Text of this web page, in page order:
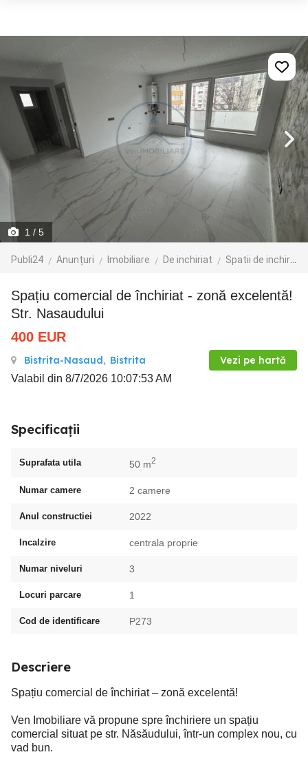
1 / 5
Publi24 Anunțuri Imobiliare De inchiriat Spatii de inchiriat
Spațiu comercial de închiriat - zonă excelentă!
Str. Nasaudului
400 EUR
Bistrita-Nasaud, Bistrita Vezi pe hartă
Valabil din 8/7/2026 10:07:53 AM
Specificații
Suprafata utila 50 m2
Numar camere 2 camere
Anul constructiei 2022
Incalzire centrala proprie
Numar niveluri 3
Locuri parcare 1
Cod de identificare P273
Descriere
Spațiu comercial de închiriat – zonă excelentă!
Ven Imobiliare vă propune spre închiriere un spațiu
comercial situat pe str. Năsăudului, într-un complex nou, cu
vad bun.